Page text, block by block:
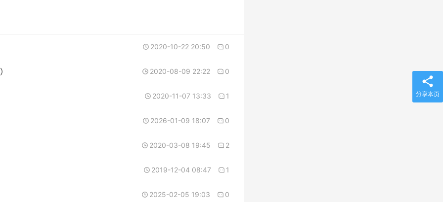
2020-10-22 20:50 0
2020-08-09 22:22 0
2020-11-07 13:33 1
2026-01-09 18:07 0
2020-03-08 19:45 2
2019-12-04 08:47 1
2025-02-05 19:03 0
分享本页